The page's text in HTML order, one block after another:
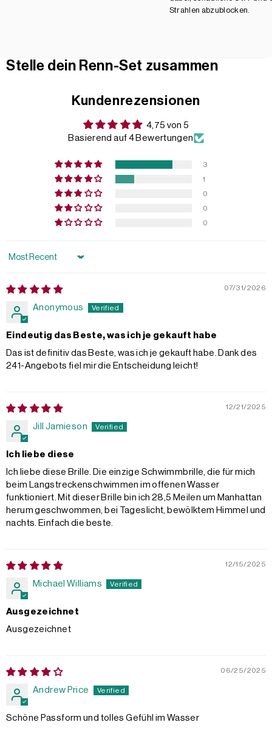
Strahlen abzublocken.
Stelle dein Renn-Set zusammen
Kundenrezensionen
4,75 von 5
Basierend auf 4 Bewertungen
3
1
0
0
0
Sort by
07/31/2026
Anonymous
Eindeutig das Beste, was ich je gekauft habe
Das ist definitiv das Beste, was ich je gekauft habe. Dank des
241-Angebots fiel mir die Entscheidung leicht!
12/21/2025
Jill Jamieson
Ich liebe diese
Ich liebe diese Brille. Die einzige Schwimmbrille, die für mich
beim Langstreckenschwimmen im offenen Wasser
funktioniert. Mit dieser Brille bin ich 28,5 Meilen um Manhattan
herum geschwommen, bei Tageslicht, bewölktem Himmel und
nachts. Einfach die beste.
12/15/2025
Michael Williams
Ausgezeichnet
Ausgezeichnet
06/25/2025
Andrew Price
Schöne Passform und tolles Gefühl im Wasser